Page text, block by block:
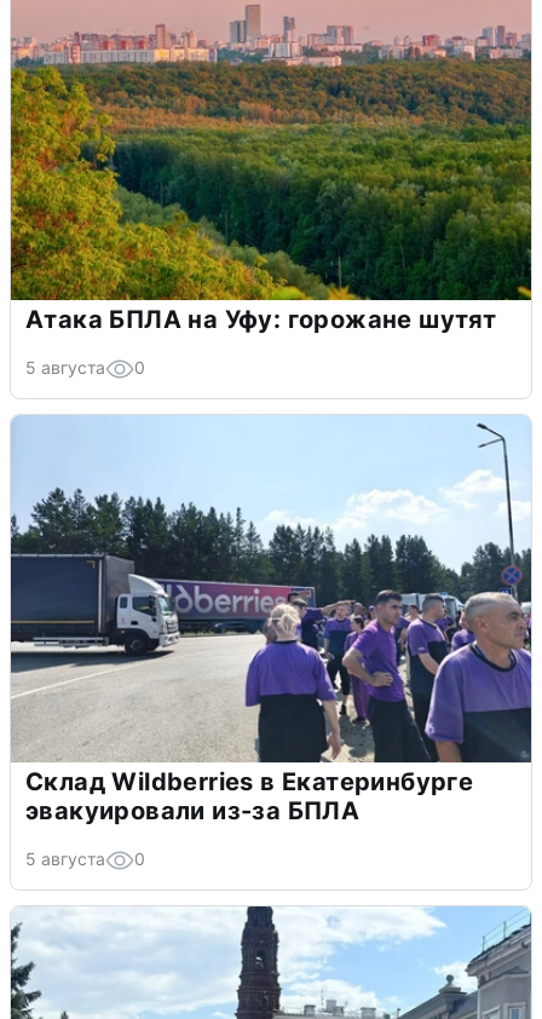
Атака БПЛА на Уфу: горожане шутят
5 августа 0
Склад Wildberries в Екатеринбурге
эвакуировали из-за БПЛА
5 августа 0